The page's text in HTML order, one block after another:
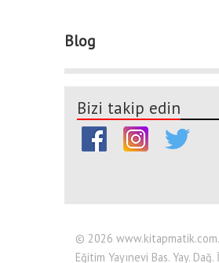
Blog
Bizi takip edin
© 2026
Eğitim Yayınevi Bas. Yay.